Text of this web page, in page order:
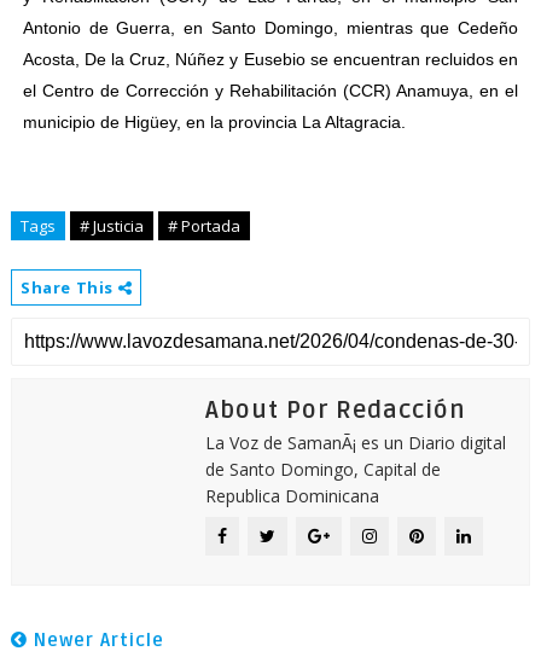
Antonio de Guerra, en Santo Domingo, mientras que Cedeño
Acosta, De la Cruz, Núñez y Eusebio se encuentran recluidos en
el Centro de Corrección y Rehabilitación (CCR) Anamuya, en el
municipio de Higüey, en la provincia La Altagracia.
Tags # Justicia # Portada
Share This
About Por Redacción
La Voz de SamanÃ¡ es un Diario digital
de Santo Domingo, Capital de
Republica Dominicana
Newer Article